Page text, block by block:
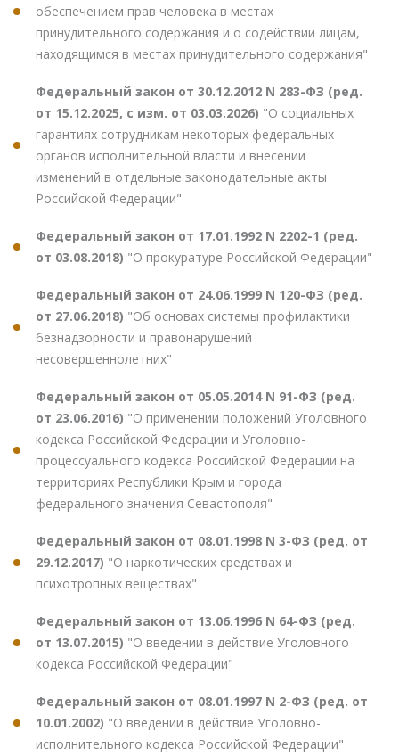
обеспечением прав человека в местах
принудительного содержания и о содействии лицам,
находящимся в местах принудительного содержания"
Федеральный закон от 30.12.2012 N 283-ФЗ (ред.
от 15.12.2025, с изм. от 03.03.2026) "О социальных
гарантиях сотрудникам некоторых федеральных
органов исполнительной власти и внесении
изменений в отдельные законодательные акты
Российской Федерации"
Федеральный закон от 17.01.1992 N 2202-1 (ред.
от 03.08.2018) "О прокуратуре Российской Федерации"
Федеральный закон от 24.06.1999 N 120-ФЗ (ред.
от 27.06.2018) "Об основах системы профилактики
безнадзорности и правонарушений
несовершеннолетних"
Федеральный закон от 05.05.2014 N 91-ФЗ (ред.
от 23.06.2016) "О применении положений Уголовного
кодекса Российской Федерации и Уголовно-
процессуального кодекса Российской Федерации на
территориях Республики Крым и города
федерального значения Севастополя"
Федеральный закон от 08.01.1998 N 3-ФЗ (ред. от
29.12.2017) "О наркотических средствах и
психотропных веществах"
Федеральный закон от 13.06.1996 N 64-ФЗ (ред.
от 13.07.2015) "О введении в действие Уголовного
кодекса Российской Федерации"
Федеральный закон от 08.01.1997 N 2-ФЗ (ред. от
10.01.2002) "О введении в действие Уголовно-
исполнительного кодекса Российской Федерации"